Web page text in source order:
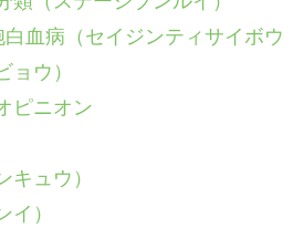
白血病（セイジンティサイボウ
ョウ）
ピニオン
キュウ）
イ）